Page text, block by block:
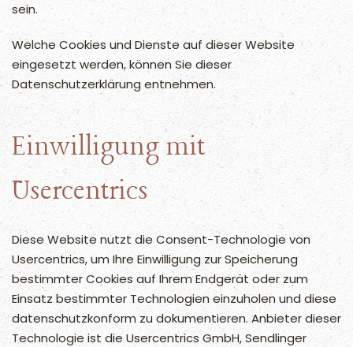
sein.
Welche Cookies und Dienste auf dieser Website
eingesetzt werden, können Sie dieser
Datenschutzerklärung entnehmen.
Einwilligung mit
Usercentrics
Diese Website nutzt die Consent-Technologie von
Usercentrics, um Ihre Einwilligung zur Speicherung
bestimmter Cookies auf Ihrem Endgerät oder zum
Einsatz bestimmter Technologien einzuholen und diese
datenschutzkonform zu dokumentieren. Anbieter dieser
Technologie ist die Usercentrics GmbH, Sendlinger